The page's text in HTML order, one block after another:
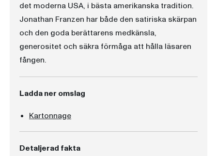
det moderna USA, i bästa amerikanska tradition.
Jonathan Franzen har både den satiriska skärpan
och den goda berättarens medkänsla,
generositet och säkra förmåga att hålla läsaren
fången.
Ladda ner omslag
Kartonnage
Detaljerad fakta